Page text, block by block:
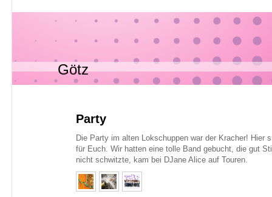
Götz
Party
Die Party im alten Lokschuppen war der Kracher! Hier
für Euch. Wir hatten eine tolle Band gebucht, die gut
nicht schwitzte, kam bei DJane Alice auf Touren.